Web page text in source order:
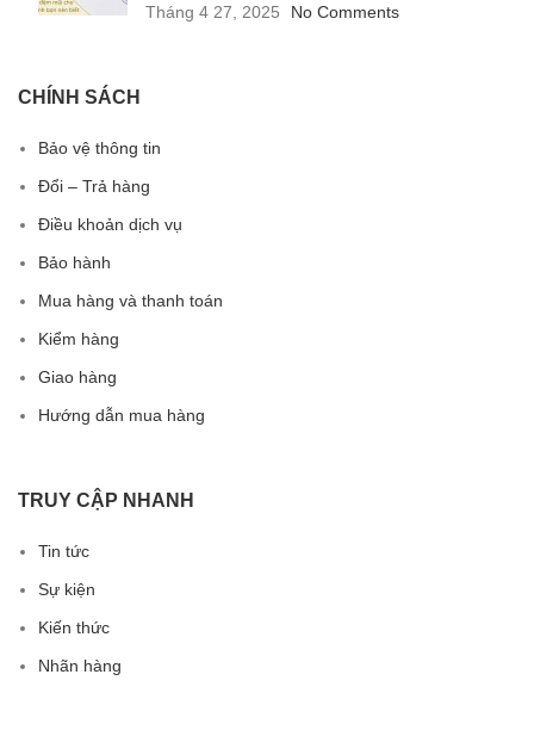
Tháng 4 27, 2025
No Comments
CHÍNH SÁCH
Bảo vệ thông tin
Đổi – Trả hàng
Điều khoản dịch vụ
Bảo hành
Mua hàng và thanh toán
Kiểm hàng
Giao hàng
Hướng dẫn mua hàng
TRUY CẬP NHANH
Tin tức
Sự kiện
Kiến thức
Nhãn hàng